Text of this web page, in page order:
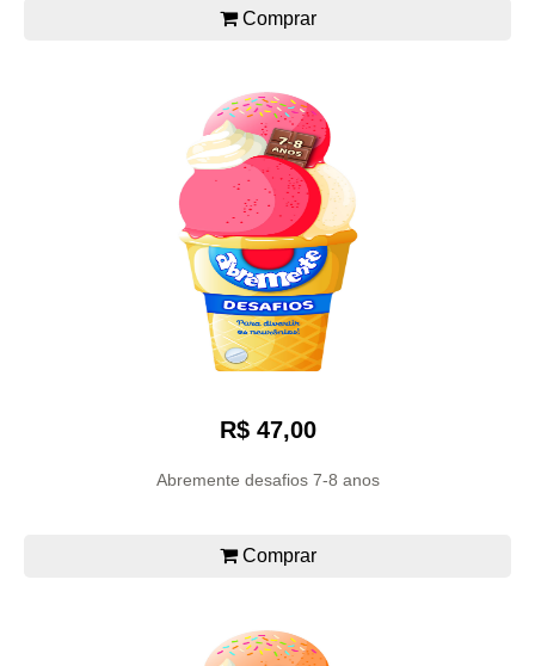
Comprar
R$ 47,00
Abremente desafios 7-8 anos
Comprar